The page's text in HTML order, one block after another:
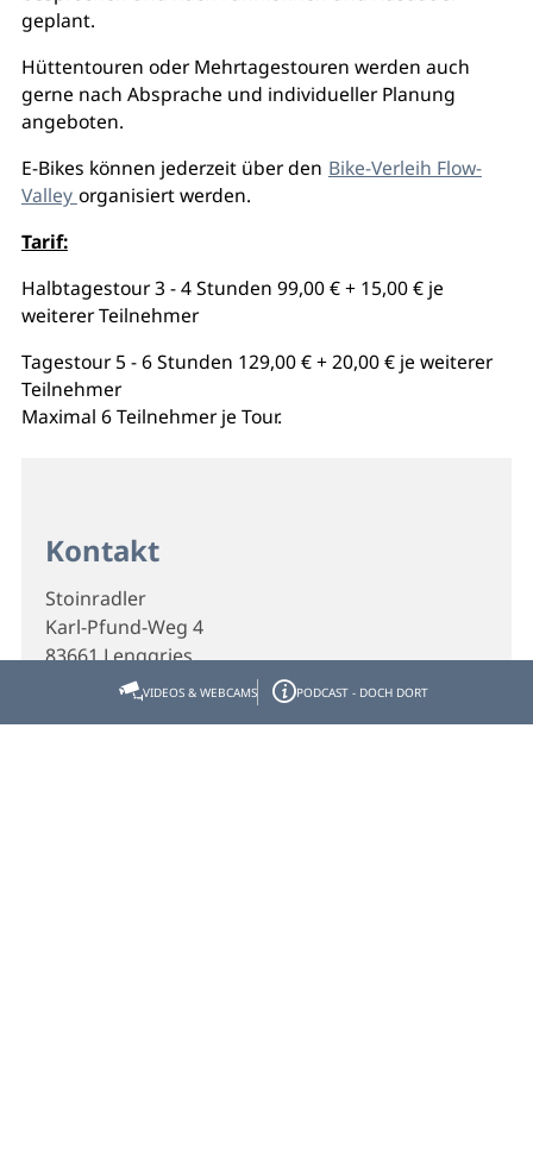
geplant.
Hüttentouren oder Mehrtagestouren werden auch
gerne nach Absprache und individueller Planung
angeboten.
E-Bikes können jederzeit über den Bike-Verleih Flow-
Valley organisiert werden.
Tarif:
Halbtagestour 3 - 4 Stunden 99,00 € + 15,00 € je
weiterer Teilnehmer
Tagestour 5 - 6 Stunden 129,00 € + 20,00 € je weiterer
Teilnehmer
Maximal 6 Teilnehmer je Tour.
Kontakt
Stoinradler
Karl-Pfund-Weg 4
83661 Lenggries
+49 (0) 171 6108211
VIDEOS & WEBCAMS PODCAST - DOCH DORT